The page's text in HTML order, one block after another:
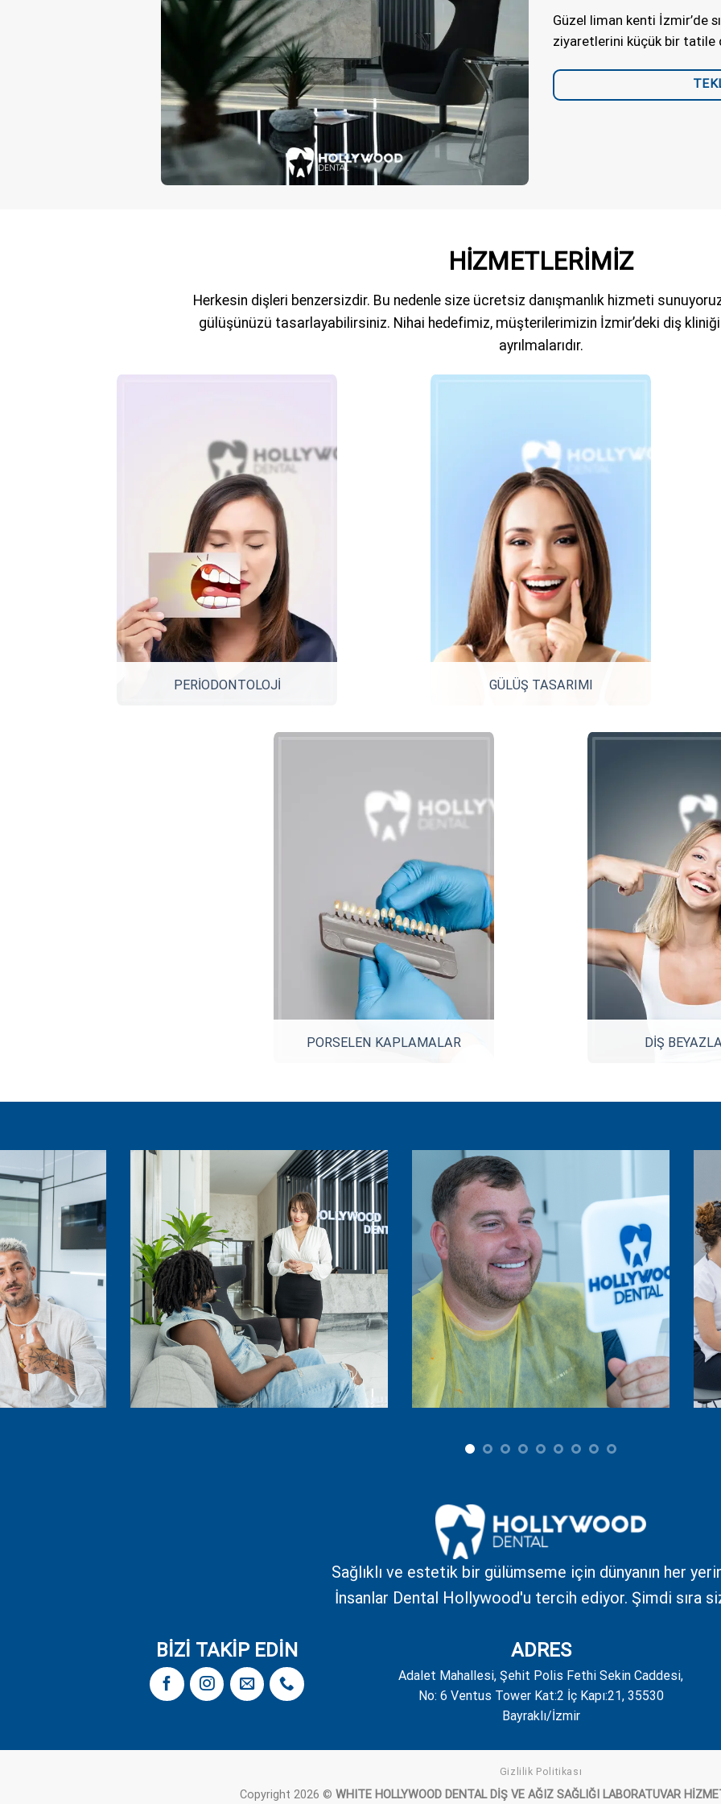
Güzel liman kenti İzmir’de
ziyaretlerini küçük bir tatile
HİZMETLERİMİZ
Herkesin dişleri benzersizdir. Bu nedenle size ücretsiz danışmanlık hizmeti
gülüşünüzü tasarlayabilirsiniz. Nihai hedefimiz, müşterilerimizin İzmir’deki diş
ayrılmalarıdır.
PERİODONTOLOJİ GÜLÜŞ TASARIMI
PORSELEN KAPLAMALAR DİŞ
Sağlıklı ve estetik bir gülümseme için dünyanın her
İnsanlar Dental Hollywood'u tercih ediyor. Şimdi sıra
BİZİ TAKİP EDİN ADRES
Adalet Mahallesi, Şehit Polis Fethi Sekin Caddesi,
No: 6 Ventus Tower Kat:2 İç Kapı:21, 35530
Bayraklı/İzmir
Gizlilik Politikası
Copyright 2026 © WHITE HOLLYWOOD DENTAL DİŞ VE AĞIZ SAĞLIĞI LABORATUVAR